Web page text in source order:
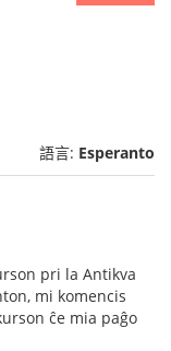
語言: Esperanto
pri la Antikva
mi komencis
ĉe mia paĝo